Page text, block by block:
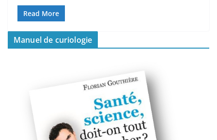
Read More
Manuel de curiologie